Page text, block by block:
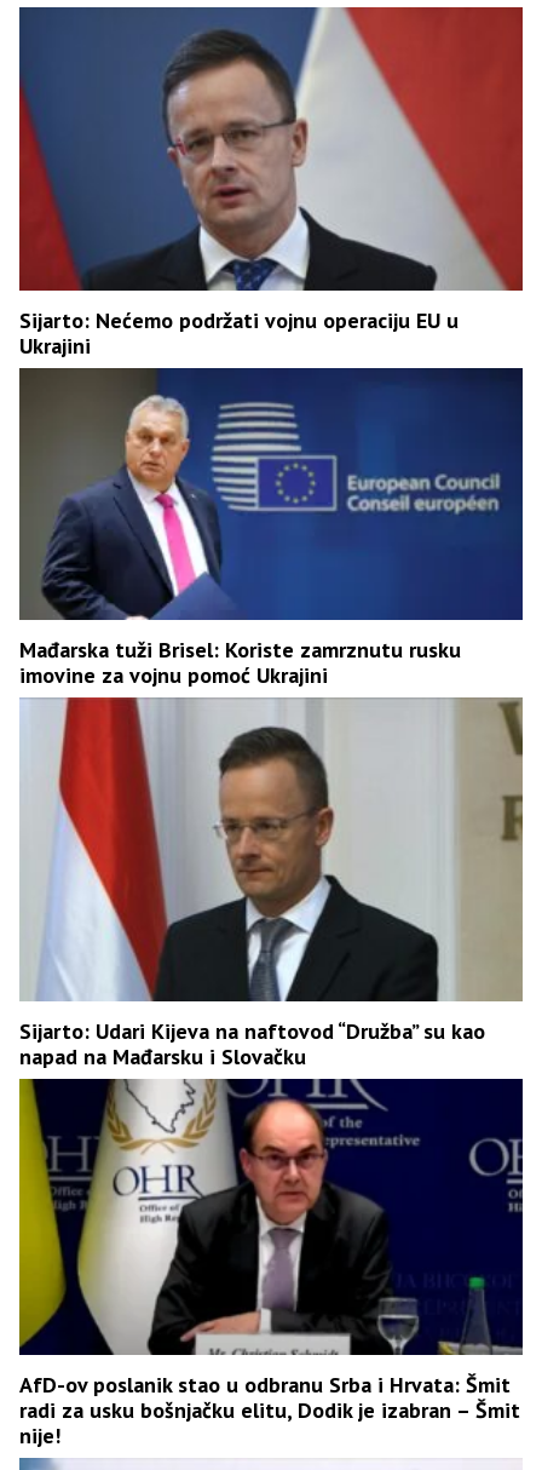
Sijarto: Nećemo podržati vojnu operaciju EU u
Ukrajini
Mađarska tuži Brisel: Koriste zamrznutu rusku
imovine za vojnu pomoć Ukrajini
Sijarto: Udari Kijeva na naftovod “Družba” su kao
napad na Mađarsku i Slovačku
AfD-ov poslanik stao u odbranu Srba i Hrvata: Šmit
radi za usku bošnjačku elitu, Dodik je izabran – Šmit
nije!